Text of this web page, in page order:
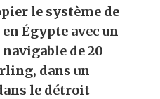
le système de
en Égypte avec un
de 20
dans un
le détroit